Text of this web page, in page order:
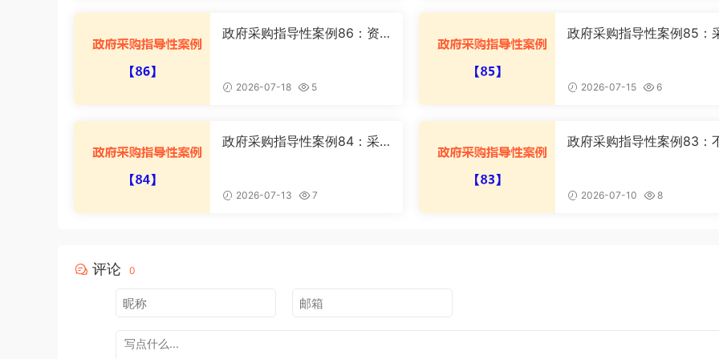
政府采购指导性案例86：资
2026-07-18 5
政府采购指导性案例85：
2026-07-15 6
政府采购指导性案例84：采
2026-07-13 7
政府采购指导性案例83：
2026-07-10 8
评论 0